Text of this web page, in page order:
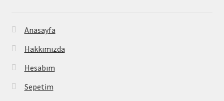
Anasayfa
Hakkımızda
Hesabım
Sepetim